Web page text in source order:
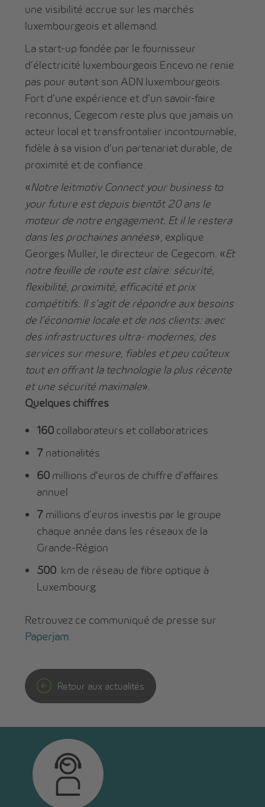
une visibilité accrue sur les marchés
luxembourgeois et allemand.
La start-up fondée par le fournisseur
d’électricité luxembourgeois Encevo ne renie
pas pour autant son ADN luxembourgeois.
Fort d’une expérience et d’un savoir-faire
reconnus, Cegecom reste plus que jamais un
acteur local et transfrontalier incontournable,
fidèle à sa vision d’un partenariat durable, de
proximité et de confiance.
«Notre leitmotiv Connect your business to
your future est depuis bientôt 20 ans le
moteur de notre engagement. Et il le restera
dans les prochaines années», explique
Georges Muller, le directeur de Cegecom. «Et
notre feuille de route est claire: sécurité,
flexibilité, proximité, efficacité et prix
compétitifs. Il s’agit de répondre aux besoins
de l’économie locale et de nos clients: avec
des infrastructures ultra- modernes, des
services sur mesure, fiables et peu coûteux
tout en offrant la technologie la plus récente
et une sécurité maximale».
Quelques chiffres
160 collaborateurs et collaboratrices
7 nationalités
60 millions d’euros de chiffre d’affaires
annuel
7 millions d’euros investis par le groupe
chaque année dans les réseaux de la
Grande-Région
500 km de réseau de fibre optique à
Luxembourg
Retrouvez ce communiqué de presse sur
Paperjam
Retour aux actualités